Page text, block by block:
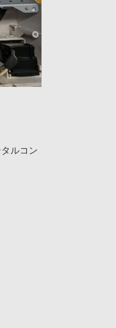
ルコン